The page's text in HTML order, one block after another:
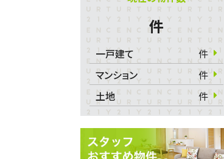
件
一戸建て
件
マンション
件
土地
件